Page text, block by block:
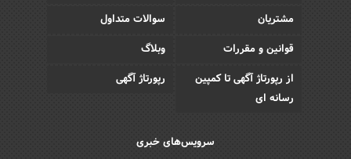
مشتریان
سوالات متداول
قوانین و مقررات
وبلاگ
از رپورتاژ آگهی تا کمپین
رسانه ای
رپورتاژ آگهی
سرویس‌های خبری